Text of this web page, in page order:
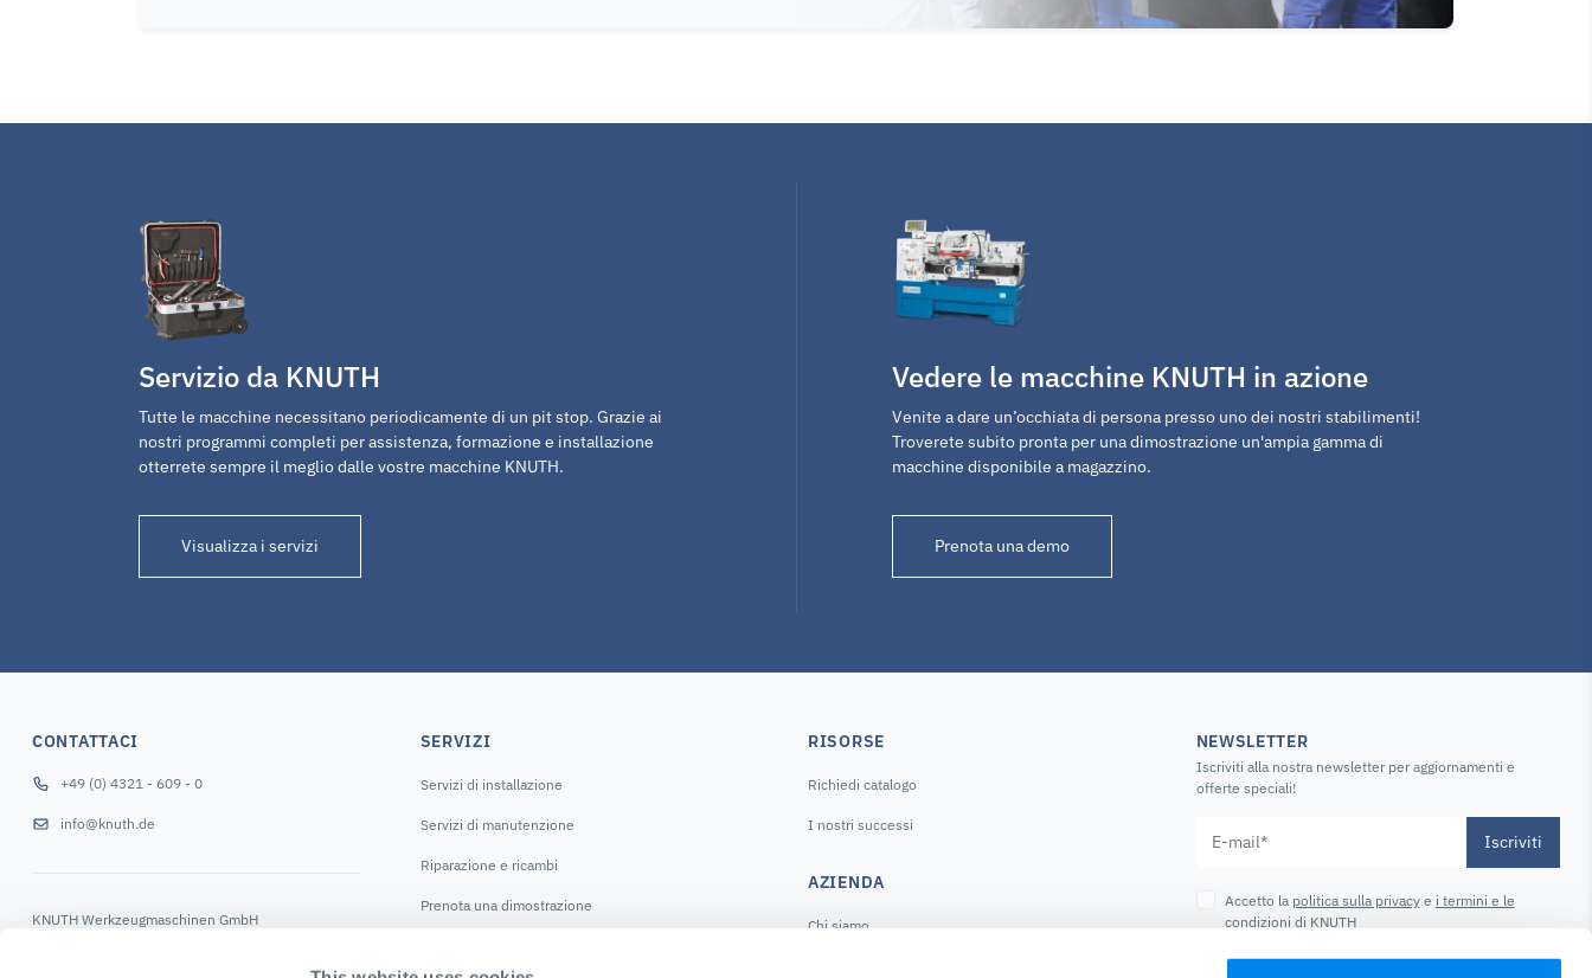
Servizio da KNUTH
Tutte le macchine necessitano periodicamente di un pit stop. Grazie ai
nostri programmi completi per assistenza, formazione e installazione
otterrete sempre il meglio dalle vostre macchine KNUTH.
Visualizza i servizi
Vedere le macchine KNUTH in azione
Venite a dare un’occhiata di persona presso uno dei nostri stabilimenti!
Troverete subito pronta per una dimostrazione un'ampia gamma di
macchine disponibile a magazzino.
Prenota una demo
CONTATTACI
+49 (0) 4321 - 609 - 0
info@knuth.de
KNUTH Werkzeugmaschinen GmbH
SERVIZI
Servizi di installazione
Servizi di manutenzione
Riparazione e ricambi
Prenota una dimostrazione
RISORSE
Richiedi catalogo
I nostri successi
AZIENDA
Chi siamo
NEWSLETTER
Iscriviti alla nostra newsletter per aggiornamenti e
offerte speciali!
Iscriviti
Accetto la politica sulla privacye i termini e le
condizioni di KNUTH